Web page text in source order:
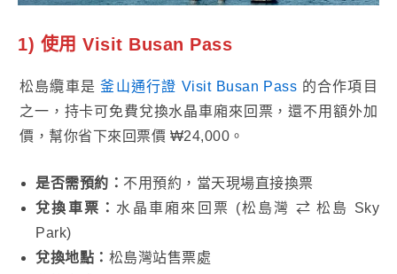
1) 使用 Visit Busan Pass
松島纜車是釜山通行證 Visit Busan Pass 的合作項目
之一，持卡可免費兌換水晶車廂來回票，還不用額外加
價，幫你省下來回票價 ₩24,000。
是否需預約： 不用預約，當天現場直接換票
兌換車票： 水晶車廂來回票 (松島灣 ⇄ 松島 Sky
Park)
兌換地點： 松島灣站售票處